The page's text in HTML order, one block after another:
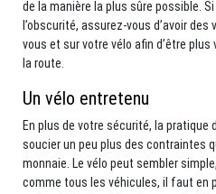
de la manière la plus sûre possible.
l’obscurité, assurez-vous d’avoir
vous et sur votre vélo afin d’être
la route.
Un vélo entretenu
En plus de votre sécurité, la pratique
soucier un peu plus des contraintes
monnaie. Le vélo peut sembler
comme tous les véhicules, il faut en